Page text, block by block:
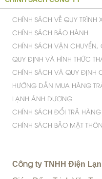
CHÍNH SÁCH VỀ QUY TRÌNH
CHÍNH SÁCH BẢO HÀNH
CHÍNH SÁCH VẬN CHUYỂN,
QUY ĐỊNH VÀ HÌNH THỨC
CHÍNH SÁCH VÀ QUY ĐỊNH
HƯỚNG DẪN MUA HÀNG
LẠNH ÁNH DƯƠNG
CHÍNH SÁCH ĐỔI TRẢ HÀNG
CHÍNH SÁCH BẢO MẬT
Công ty TNHH Điện